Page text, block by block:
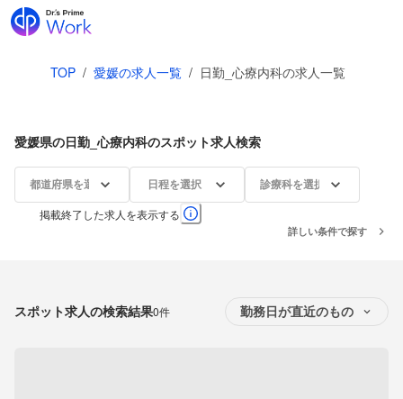
TOP / 愛媛の求人一覧 / 日勤_心療内科の求人一覧
愛媛県の日勤_心療内科のスポット求人検索
都道府県を選択 日程を選択 診療科を選択
掲載終了した求人を表示する
詳しい条件で探す
スポット求人の検索結果0件 勤務日が直近のもの